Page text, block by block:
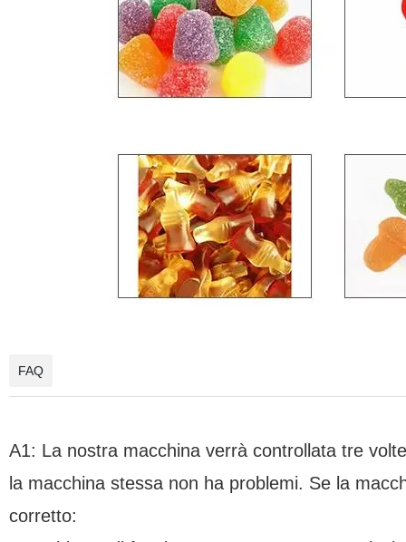
FAQ
A1: La nostra macchina verrà controllata tre
la macchina stessa non ha problemi. Se la
corretto: